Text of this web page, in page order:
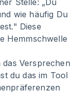
Stelle: „Du
wie häufig Du
Diese
Hemmschwelle
Versprechen
du das im Tool